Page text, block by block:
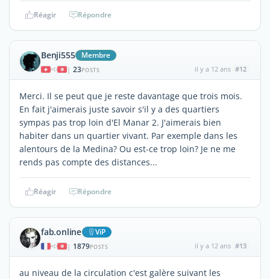
Réagir Répondre
Benji555 Membre
| 23POSTS il y a 12 ans #12
Merci. Il se peut que je reste davantage que trois mois.
En fait j'aimerais juste savoir s'il y a des quartiers
sympas pas trop loin d'El Manar 2. J'aimerais bien
habiter dans un quartier vivant. Par exemple dans les
alentours de la Medina? Ou est-ce trop loin? Je ne me
rends pas compte des distances...
Réagir Répondre
fab.online ViP
| 1879POSTS il y a 12 ans #13
au niveau de la circulation c'est galère suivant les